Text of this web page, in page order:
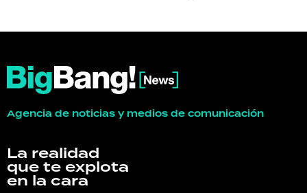
Agencia de noticias y medios de comunicación
La realidad
que te explota
en la cara